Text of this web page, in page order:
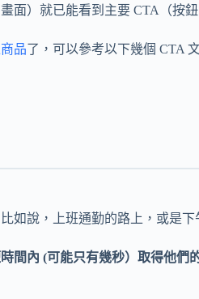
面）就已能看到主要 CTA（按
品了，可以參考以下幾個 CTA
如說，上班通勤的路上，或是下
間內 (可能只有幾秒）取得他